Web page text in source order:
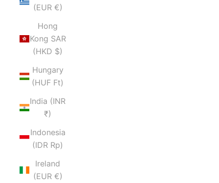
(EUR €)
Hong
Kong SAR
(HKD $)
Hungary
(HUF Ft)
India (INR
₹)
Indonesia
(IDR Rp)
Ireland
(EUR €)